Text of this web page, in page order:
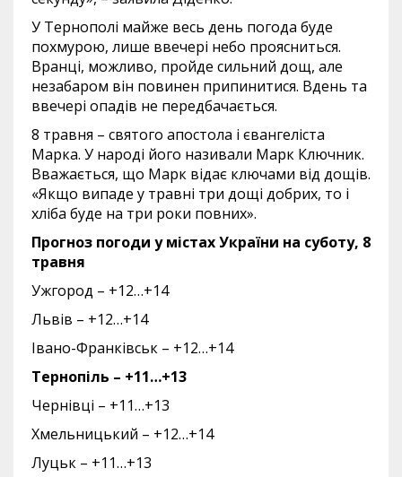
У Тернополі майже весь день погода буде
похмурою, лише ввечері небо проясниться.
Вранці, можливо, пройде сильний дощ, але
незабаром він повинен припинитися. Вдень та
ввечері опадів не передбачається.
8 травня – святого апостола і євангеліста
Марка. У народі його називали Марк Ключник.
Вважається, що Марк відає ключами від дощів.
«Якщо випаде у травні три дощі добрих, то і
хліба буде на три роки повних».
Прогноз погоди у містах України на суботу, 8
травня
Ужгород – +12…+14
Львів – +12…+14
Івано-Франківськ – +12…+14
Тернопіль – +11…+13
Чернівці – +11…+13
Хмельницький – +12…+14
Луцьк – +11…+13